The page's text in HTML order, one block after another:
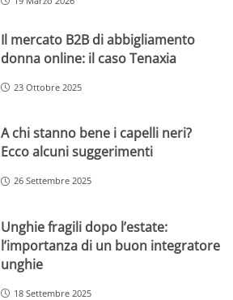
Il mercato B2B di abbigliamento
donna online: il caso Tenaxia
23 Ottobre 2025
A chi stanno bene i capelli neri?
Ecco alcuni suggerimenti
26 Settembre 2025
Unghie fragili dopo l’estate:
l’importanza di un buon integratore
unghie
18 Settembre 2025